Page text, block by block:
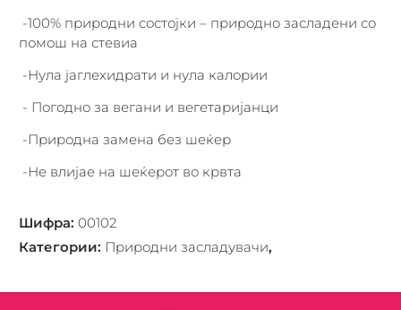
-100% природни состојки – природно засладени со
помош на стевиа
-Нула јаглехидрати и нула калории
- Погодно за вегани и вегетаријанци
-Природна замена без шеќер
-Не влијае на шеќерот во крвта
Шифра: 00102
Категории: Природни засладувачи,